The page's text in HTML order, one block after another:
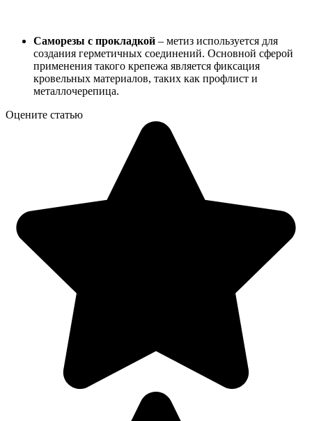
Саморезы с прокладкой – метиз используется для
создания герметичных соединений. Основной сферой
применения такого крепежа является фиксация
кровельных материалов, таких как профлист и
металлочерепица.
Оцените статью